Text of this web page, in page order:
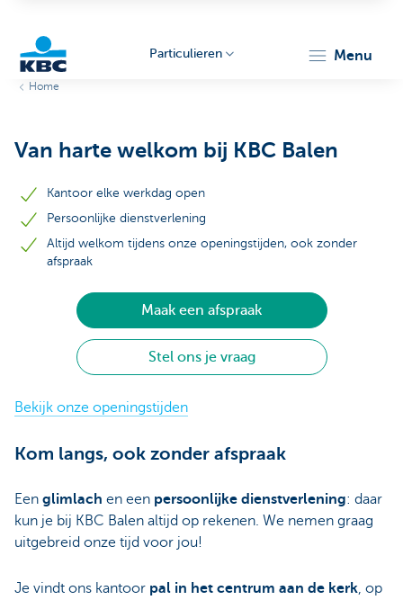
Particulieren
Particulieren menu
Home
Van harte welkom bij KBC Balen
Kantoor elke werkdag open
Persoonlijke dienstverlening
Altijd welkom tijdens onze openingstijden, ook zonder
afspraak
Maak een afspraak
Stel ons je vraag
Bekijk onze openingstijden
Kom langs, ook zonder afspraak
Een glimlach en een persoonlijke dienstverlening: daar
kun je bij KBC Balen altijd op rekenen. We nemen graag
uitgebreid onze tijd voor jou!
Je vindt ons kantoor pal in het centrum aan de kerk, op